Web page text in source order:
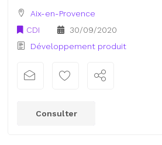
Aix-en-Provence
CDI
30/09/2020
Développement produit
Consulter